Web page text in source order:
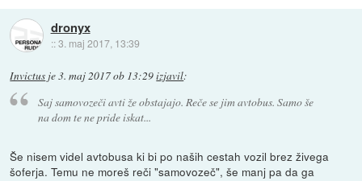
dronyx
::3. maj 2017, 13:39
Invictus je3. maj 2017 ob 13:29izjavil:
Saj samovozeči avti že obstajajo. Reče se jim avtobus. Samo še
na dom te ne pride iskat...
Še nisem videl avtobusa ki bi po naših cestah vozil brez živega
šoferja. Temu ne moreš reči "samovozeč", še manj pa da ga